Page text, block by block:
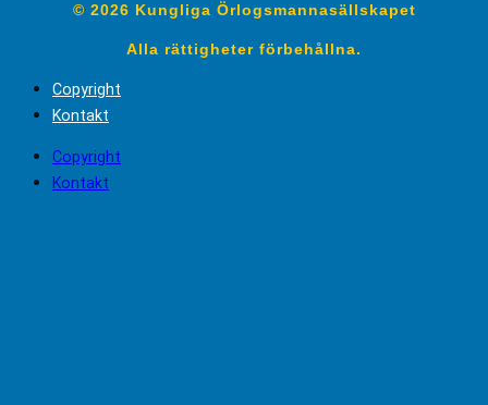
© 2026 Kungliga Örlogsmannasällskapet
Alla rättigheter förbehållna.
Copyright
Kontakt
Copyright
Kontakt